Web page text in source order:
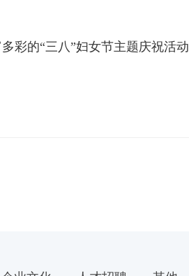
彩的“三八”妇女节主题庆祝活动